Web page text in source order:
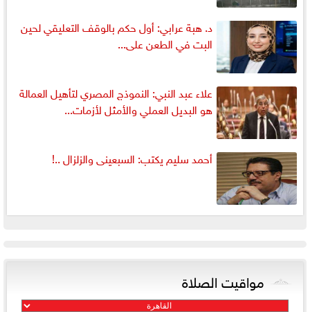
د. هبة عرابي: أول حكم بالوقف التعليقي لحين
البت في الطعن على...
علاء عبد النبي: النموذج المصري لتأهيل العمالة
هو البديل العملي والأمثل لأزمات...
أحمد سليم يكتب: السبعينى والزلزال ..!
مواقيت الصلاة